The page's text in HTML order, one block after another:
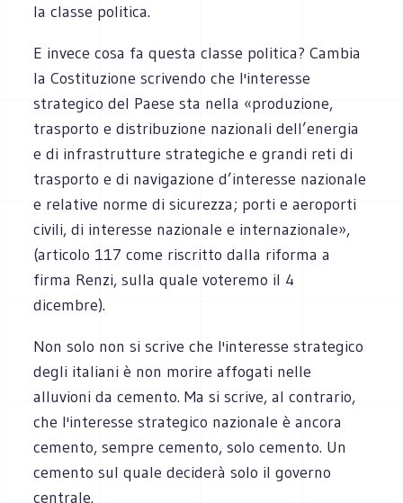
la classe politica.
E invece cosa fa questa classe politica? Cambia
la Costituzione scrivendo che l'interesse
strategico del Paese sta nella «produzione,
trasporto e distribuzione nazionali dell’energia
e di infrastrutture strategiche e grandi reti di
trasporto e di navigazione d’interesse nazionale
e relative norme di sicurezza; porti e aeroporti
civili, di interesse nazionale e internazionale»,
(articolo 117 come riscritto dalla riforma a
firma Renzi, sulla quale voteremo il 4
dicembre).
Non solo non si scrive che l'interesse strategico
degli italiani è non morire affogati nelle
alluvioni da cemento. Ma si scrive, al contrario,
che l'interesse strategico nazionale è ancora
cemento, sempre cemento, solo cemento. Un
cemento sul quale deciderà solo il governo
centrale.